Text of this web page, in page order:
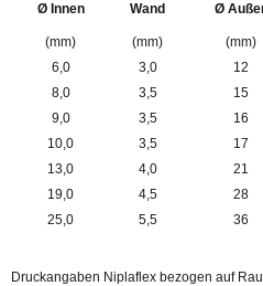
Ø Innen
(mm)
Wand
(mm)
Ø
(mm)
6,0
3,0 12
8,0
3,5 15
9,0
3,5 16
10,0
3,5 17
13,0
4,0 21
19,0
4,5 28
25,0
5,5 36
Druckangaben Niplaflex bezogen auf